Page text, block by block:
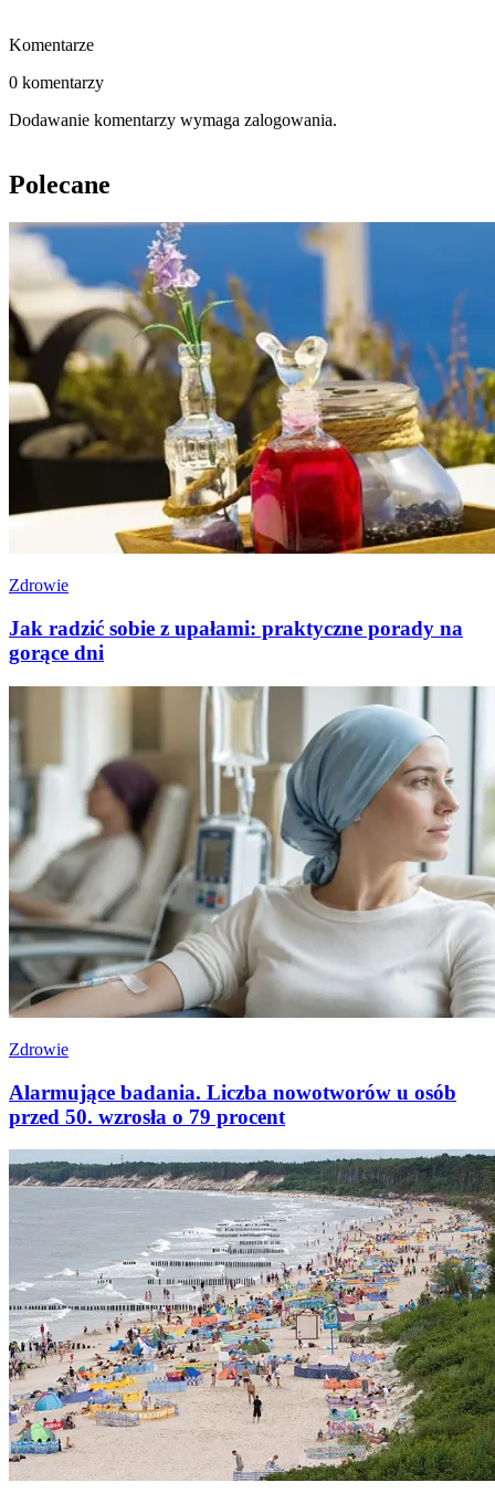
Komentarze
0 komentarzy
Dodawanie komentarzy wymaga zalogowania.
Polecane
Zdrowie
Jak radzić sobie z upałami: praktyczne porady na
gorące dni
Zdrowie
Alarmujące badania. Liczba nowotworów u osób
przed 50. wzrosła o 79 procent